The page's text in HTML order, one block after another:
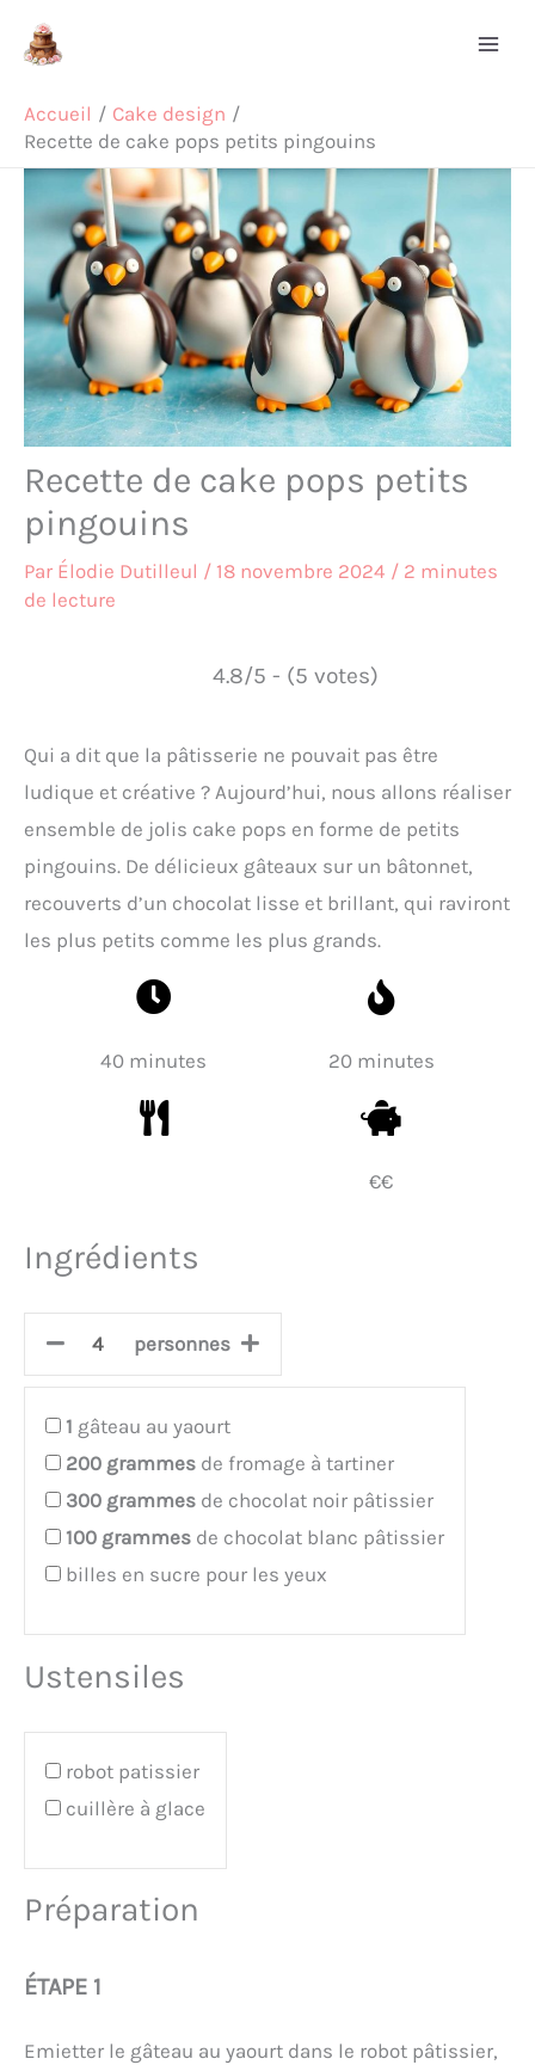
Accueil
Cake design
Recette de cake pops petits pingouins
Recette de cake pops petits
pingouins
Par Élodie Dutilleul / 18 novembre 2024 / 2 minutes
de lecture
4.8/5 - (5 votes)
Qui a dit que la pâtisserie ne pouvait pas être
ludique et créative ? Aujourd’hui, nous allons réaliser
ensemble de jolis cake pops en forme de petits
pingouins. De délicieux gâteaux sur un bâtonnet,
recouverts d’un chocolat lisse et brillant, qui raviront
les plus petits comme les plus grands.
40 minutes 20 minutes
€€
Ingrédients
personnes
1 gâteau au yaourt
200 grammes de fromage à tartiner
300 grammes de chocolat noir pâtissier
100 grammes de chocolat blanc pâtissier
billes en sucre pour les yeux
Ustensiles
robot patissier
cuillère à glace
Préparation
ÉTAPE 1
Emietter le gâteau au yaourt dans le robot pâtissier,
Rechercher